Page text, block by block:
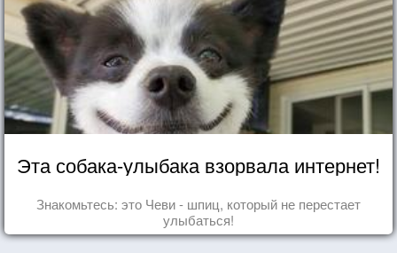
Эта собака-улыбака взорвала интернет!
Знакомьтесь: это Чеви - шпиц, который не перестает
улыбаться!